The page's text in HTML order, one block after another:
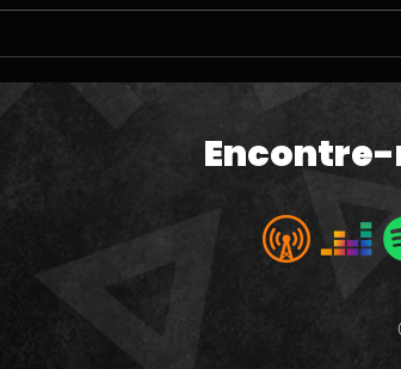
Um papo sobre jogos
banho de sangue da